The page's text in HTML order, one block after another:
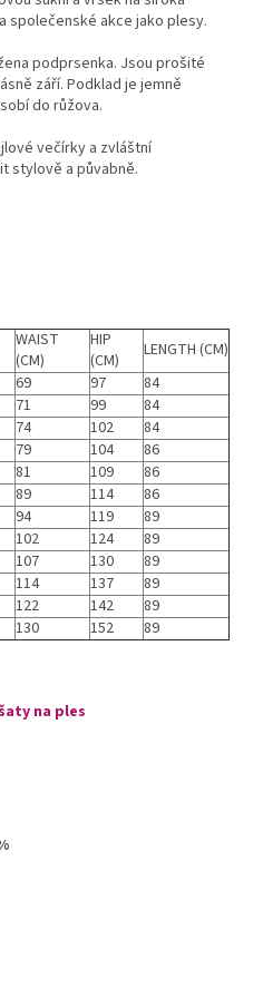
společenské akce jako plesy.
podprsenka. Jsou prošité
září. Podklad je jemně
do růžova.
večírky a zvláštní
stylově a půvabně.
WAIST
(CM)
HIP
(CM)
LENGTH (CM)
69 97
84
71 99
84
74 102
84
79 104
86
81 109
86
89 114
86
94 119
89
102 124
89
107 130
89
114 137
89
122 142
89
130 152 89
na ples